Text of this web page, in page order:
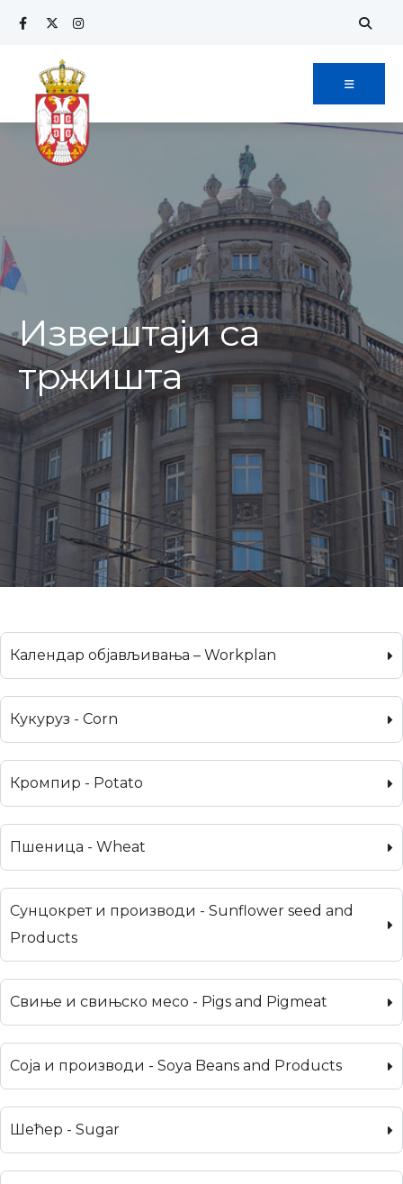
Извештаји са
тржишта
Календар објављивања – Workplan
Кукуруз - Corn
Кромпир - Potato
Пшеница - Wheat
Сунцокрет и производи - Sunflower seed and
Products
Свиње и свињско месо - Pigs and Pigmeat
Соја и производи - Soya Beans and Products
Шећер - Sugar